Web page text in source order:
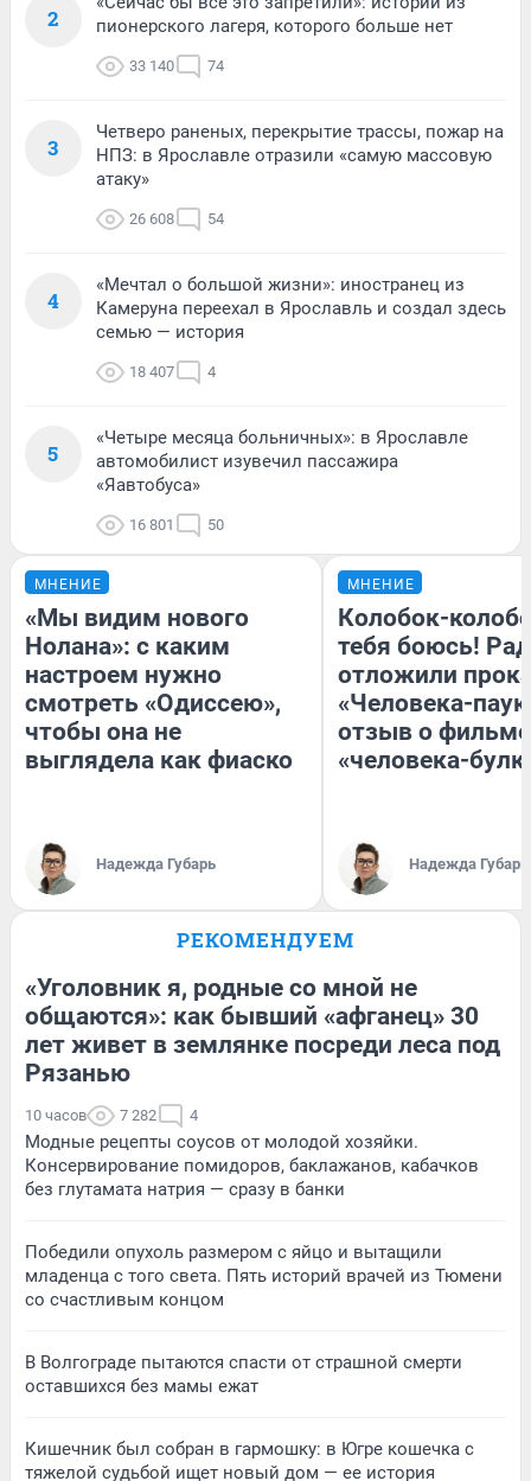
2
пионерского лагеря, которого больше нет
33 140 74
3
Четверо раненых, перекрытие трассы, пожар на
НПЗ: в Ярославле отразили «самую массовую
атаку»
26 608 54
4
«Мечтал о большой жизни»: иностранец из
Камеруна переехал в Ярославль и создал здесь
семью — история
18 407 4
5
«Четыре месяца больничных»: в Ярославле
автомобилист изувечил пассажира
«Яавтобуса»
16 801 50
МНЕНИЕ
«Мы видим нового
Нолана»: с каким
настроем нужно
смотреть «Одиссею»,
чтобы она не
выглядела как фиаско
Надежда Губарь
МНЕНИЕ
Колобок-
тебя боюсь!
отложили
«Человека-
отзыв о
«человека-
Надежда Губарь
РЕКОМЕНДУЕМ
«Уголовник я, родные со мной не
общаются»: как бывший «афганец» 30
лет живет в землянке посреди леса под
Рязанью
10 часов 7 282 4
Модные рецепты соусов от молодой хозяйки.
Консервирование помидоров, баклажанов, кабачков
без глутамата натрия — сразу в банки
Победили опухоль размером с яйцо и вытащили
младенца с того света. Пять историй врачей из Тюмени
со счастливым концом
В Волгограде пытаются спасти от страшной смерти
оставшихся без мамы ежат
Кишечник был собран в гармошку: в Югре кошечка с
тяжелой судьбой ищет новый дом — ее история